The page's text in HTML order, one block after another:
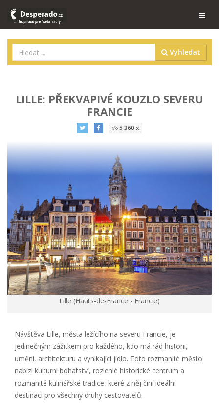
Vyhledat
LILLE: PŘEKVAPIVÉ KOUZLO SEVERU
FRANCIE
5 360 x
Lille (Hauts-de-France - Francie)
Návštěva Lille, města ležícího na severu Francie, je
jedinečným zážitkem pro každého, kdo má rád historii,
umění, architekturu a vynikající jídlo. Toto rozmanité město
nabízí kulturní bohatství, rozlehlé historické centrum a
rozmanité kulinářské tradice, které z něj činí ideální
destinaci pro všechny druhy cestovatelů.